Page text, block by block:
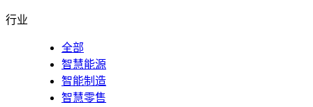
行业
全部
智慧能源
智能制造
智慧零售